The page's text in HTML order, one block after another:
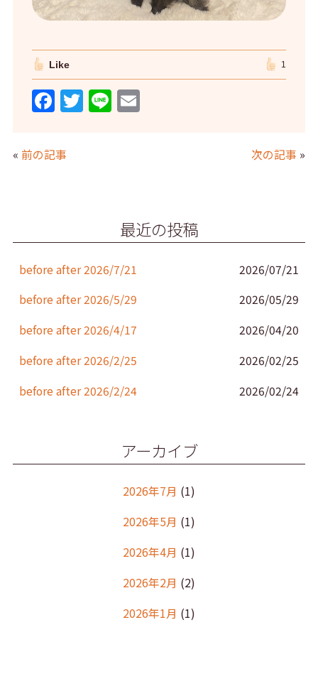
Like 1
F
c
e
o
k
T Li E
« 前の記事 次の記事 »
最近の投稿
before after 2026/7/21
2026/07/21
before after 2026/5/29
2026/05/29
before after 2026/4/17
2026/04/20
before after 2026/2/25
2026/02/25
before after 2026/2/24
2026/02/24
アーカイブ
2026年7月 (1)
2026年5月 (1)
2026年4月 (1)
2026年2月 (2)
2026年1月 (1)